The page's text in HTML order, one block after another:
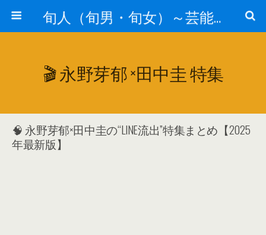
旬人（旬男・旬女）～芸能界等から旬な人・歌等の情報～
🎬 永野芽郁 ×田中圭 特集
🧠 永野芽郁×田中圭の“LINE流出”特集まとめ【2025
年最新版】